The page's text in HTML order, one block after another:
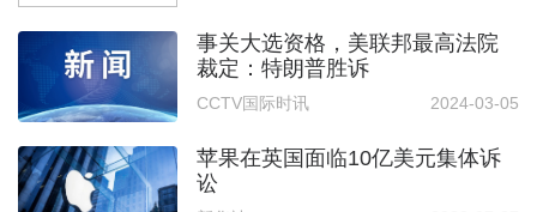
事关大选资格，美联邦最高法院
裁定：特朗普胜诉
CCTV国际时讯 2024-03-05
苹果在英国面临10亿美元集体诉
讼